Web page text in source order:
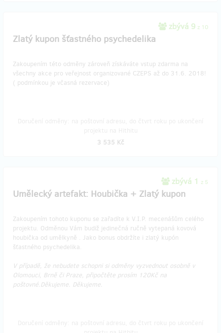
zbývá 9 z 10
Zlatý kupon šťastného psychedelika
Zakoupením této odměny zároveň získáváte vstup zdarma na
všechny akce pro veřejnost organizované CZEPS až do 31.6. 2018!
( podmínkou je včasná rezervace)
3 535 Kč
zbývá 1 z 5
Umělecký artefakt: Houbička + Zlatý kupon
Zakoupením tohoto kuponu se zařadíte k V.I.P. mecenášům celého
projektu. Odměnou Vám budiž jedinečná ručně vytepaná kovová
houbička od umělkyně . Jako bonus obdržíte i zlatý kupón
šťastného psychedelika.
V případě, že nebudete schopni si odměny vyzvednout osobně v
Olomouci, Brně či Praze, připočtěte prosím 120Kč na
poštovné.Děkujeme.​​​​​​ Děkujeme.​​​​​​​​